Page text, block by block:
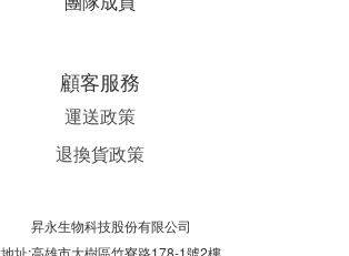
顧客服務
運送政策
退換貨政策
昇永生物科技股份有限公司